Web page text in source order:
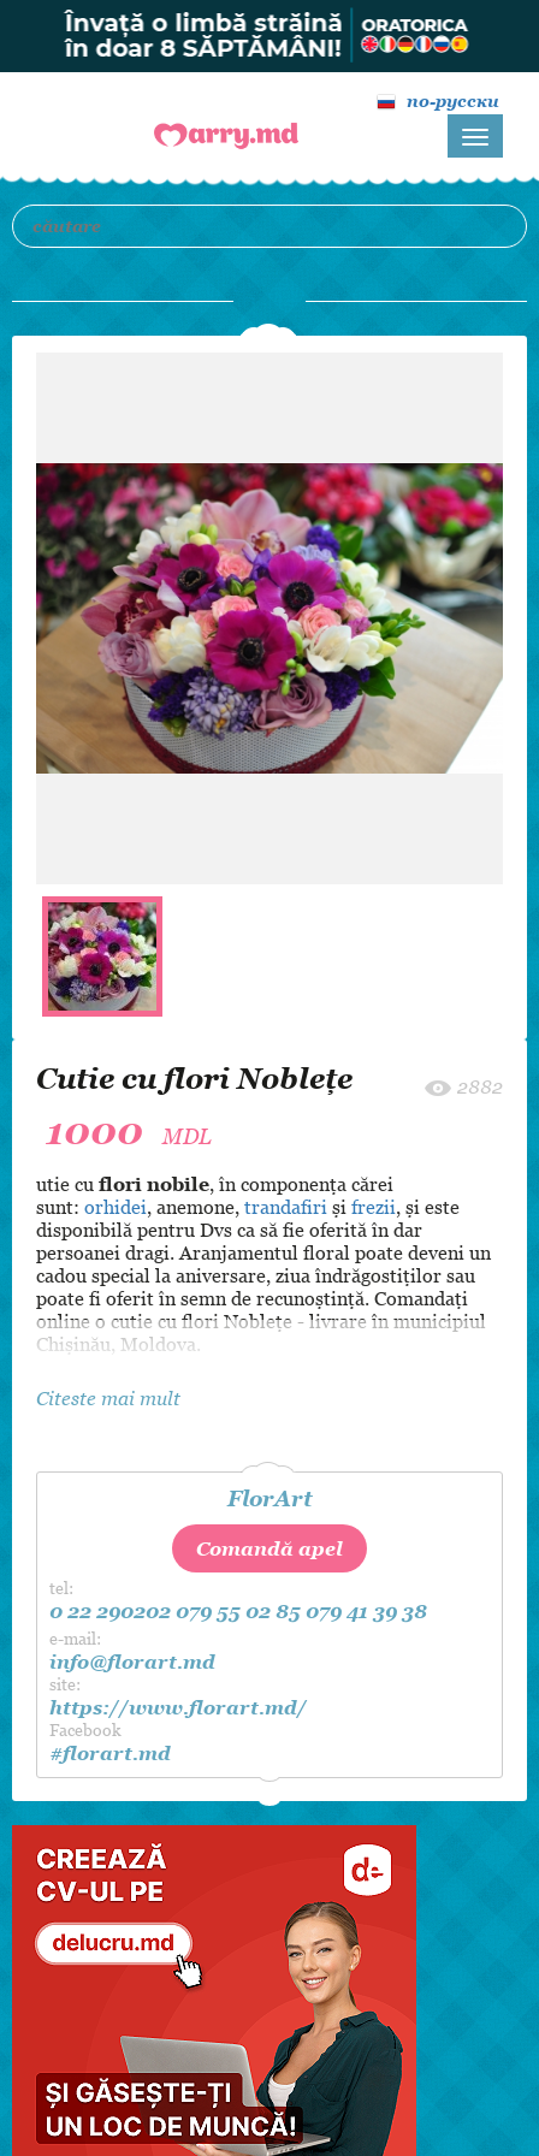
по-русски
Cutie cu flori Noblețe 2882
1000 MDL
utie cu flori nobile, în componența cărei
sunt: orhidei, anemone, trandafiri și frezii, și este
disponibilă pentru Dvs ca să fie oferită în dar
persoanei dragi. Aranjamentul floral poate deveni un
cadou special la aniversare, ziua îndrăgostiților sau
poate fi oferit în semn de recunoștință. Comandați
online o cutie cu flori Noblețe - livrare în municipiul
Chișinău, Moldova.
Citeste mai mult
FlorArt
Comandă apel
tel:
0 22 290202 079 55 02 85 079 41 39 38
e-mail:
info@florart.md
site:
https://www.florart.md/
Facebook
#florart.md